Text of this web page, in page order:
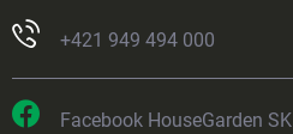
+421 949 494 000
Facebook HouseGarden SK